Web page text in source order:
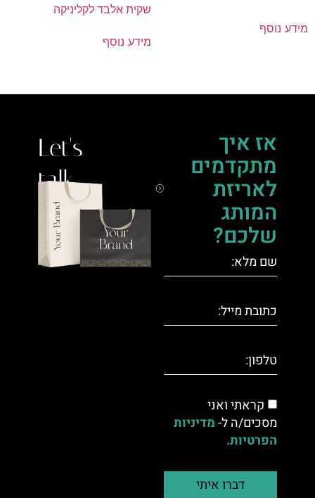
מידע נוסף
שקית אלבד לקליניקה
מידע נוסף
אז איך
מתקדמים
לאריזת
המותג
שלכם?
קראתי ואני
מסכים/ה ל-מדיניות
הפרטיות.
דברו איתי
Let's
talk.